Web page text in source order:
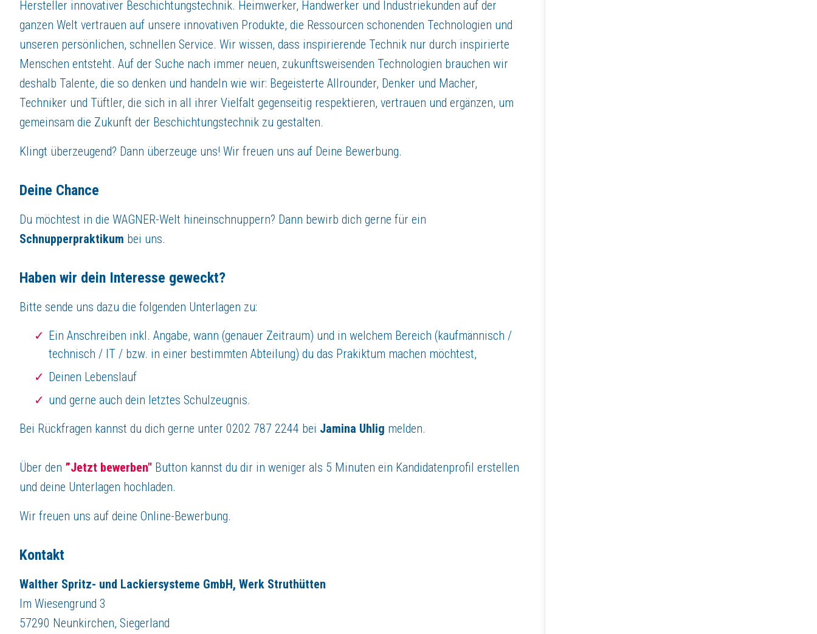
Walther Spritz- und Lackiersysteme GmbH, Werk Struthütten
Im Wiesengrund 3
57290 Neunkirchen, Siegerland
Tel.: 02735 65810
ÜberWalther Spritz- und Lackiersysteme GmbH
POWERED BY TALENTS
Karriere bei WALTHER
Seit 1923 ist die Firma WALTHER Spritz- und Lackiersysteme GmbH ein international ausgerichteter und marktführender Anbieter von Geräten, Anlagen zur Applikation von Farben, Lacken, Klebstoffen und
In Neunkirchen-Struthütten befindet sich seit 1961 unser fortschrittliches Fertigungswerk in dem u.a. Druckbehälter, Rührstationen, Farbnebelsaugsysteme und Lackieranlagen gefertigt werden. 2013 wurde die
Jetzt bewerben
Hersteller innovativer Beschichtungstechnik. Heimwerker, Handwerker und Industriekunden auf der
ganzen Welt vertrauen auf unsere innovativen Produkte, die Ressourcen schonenden Technologien und
unseren persönlichen, schnellen Service. Wir wissen, dass inspirierende Technik nur durch inspirierte
Menschen entsteht. Auf der Suche nach immer neuen, zukunftsweisenden Technologien brauchen wir
deshalb Talente, die so denken und handeln wie wir: Begeisterte Allrounder, Denker und Macher,
Techniker und Tüftler, die sich in all ihrer Vielfalt gegenseitig respektieren, vertrauen und ergänzen, um
gemeinsam die Zukunft der Beschichtungstechnik zu gestalten.
Klingt überzeugend? Dann überzeuge uns! Wir freuen uns auf Deine Bewerbung.
Deine Chance
Du möchtest in die WAGNER-Welt hineinschnuppern? Dann bewirb dich gerne für ein
Schnupperpraktikum bei uns.
Haben wir dein Interesse geweckt?
Bitte sende uns dazu die folgenden Unterlagen zu:
Ein Anschreiben inkl. Angabe, wann (genauer Zeitraum) und in welchem Bereich (kaufmännisch /
technisch / IT / bzw. in einer bestimmten Abteilung) du das Prakiktum machen möchtest,
Deinen Lebenslauf
und gerne auch dein letztes Schulzeugnis.
Bei Rückfragen kannst du dich gerne unter 0202 787 2244 bei Jamina Uhlig melden.
Über den ”Jetzt bewerben" Button kannst du dir in weniger als 5 Minuten ein Kandidatenprofil erstellen
und deine Unterlagen hochladen.
Wir freuen uns auf deine Online-Bewerbung.
Kontakt
Walther Spritz- und Lackiersysteme GmbH, Werk Struthütten
Im Wiesengrund 3
57290 Neunkirchen, Siegerland